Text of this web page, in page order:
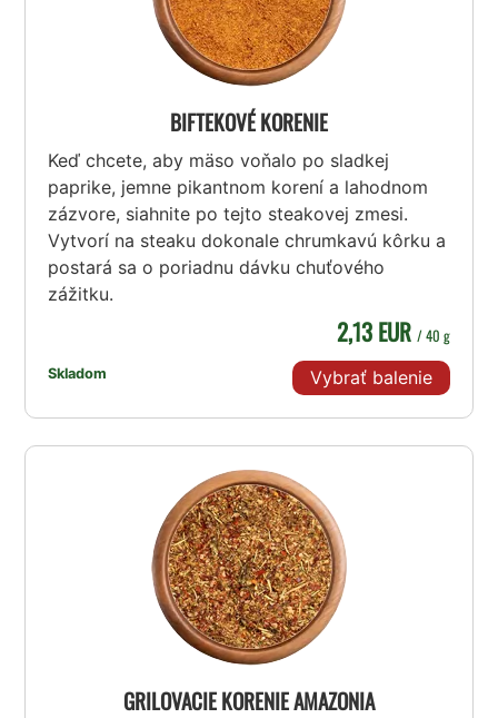
BIFTEKOVÉ KORENIE
Keď chcete, aby mäso voňalo po sladkej
paprike, jemne pikantnom korení a lahodnom
zázvore, siahnite po tejto steakovej zmesi.
Vytvorí na steaku dokonale chrumkavú kôrku a
postará sa o poriadnu dávku chuťového
zážitku.
Skladom
2,13 EUR / 40 g
Vybrať balenie
GRILOVACIE KORENIE AMAZONIA